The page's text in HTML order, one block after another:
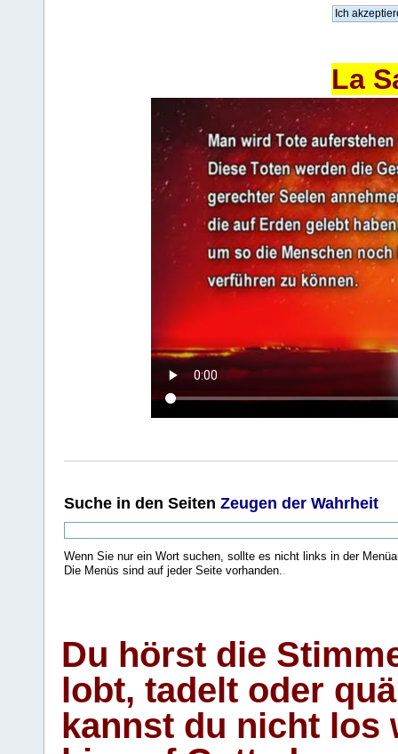
La
Suche in den Seiten Zeugen der Wahrheit
Wenn Sie nur ein Wort suchen, sollte es nicht links in der
Die Menüs sind auf jeder Seite vorhanden..
Du hörst die
lobt, tadelt oder
kannst du nicht los